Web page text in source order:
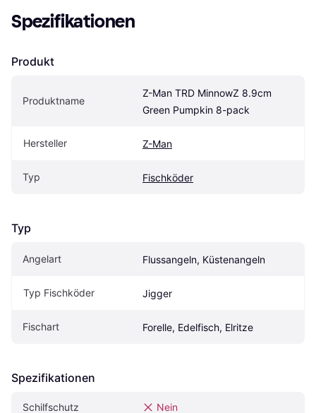
Spezifikationen
Produkt
Produktname
Z-Man TRD MinnowZ 8.9cm
Green Pumpkin 8-pack
Hersteller Z-Man
Typ Fischköder
Typ
Angelart Flussangeln, Küstenangeln
Typ Fischköder Jigger
Fischart Forelle, Edelfisch, Elritze
Spezifikationen
Schilfschutz Nein